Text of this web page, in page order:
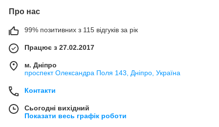
Про нас
99% позитивних з 115 відгуків за рік
Працює з 27.02.2017
м. Дніпро
проспект Олександра Поля 143, Дніпро, Україна
Контакти
Сьогодні вихідний
Показати весь графік роботи